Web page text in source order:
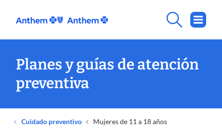
Planes y guías de atención
preventiva
Cuidado preventivo Mujeres de 11 a 18 años